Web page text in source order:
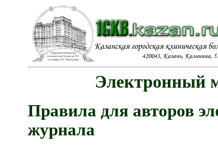
Электронный
Правила для авторов
журнала